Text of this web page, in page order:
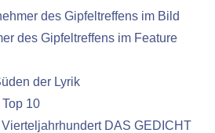
des Gipfeltreffens im Bild
des Gipfeltreffens im Feature
der Lyrik
10
DAS GEDICHT